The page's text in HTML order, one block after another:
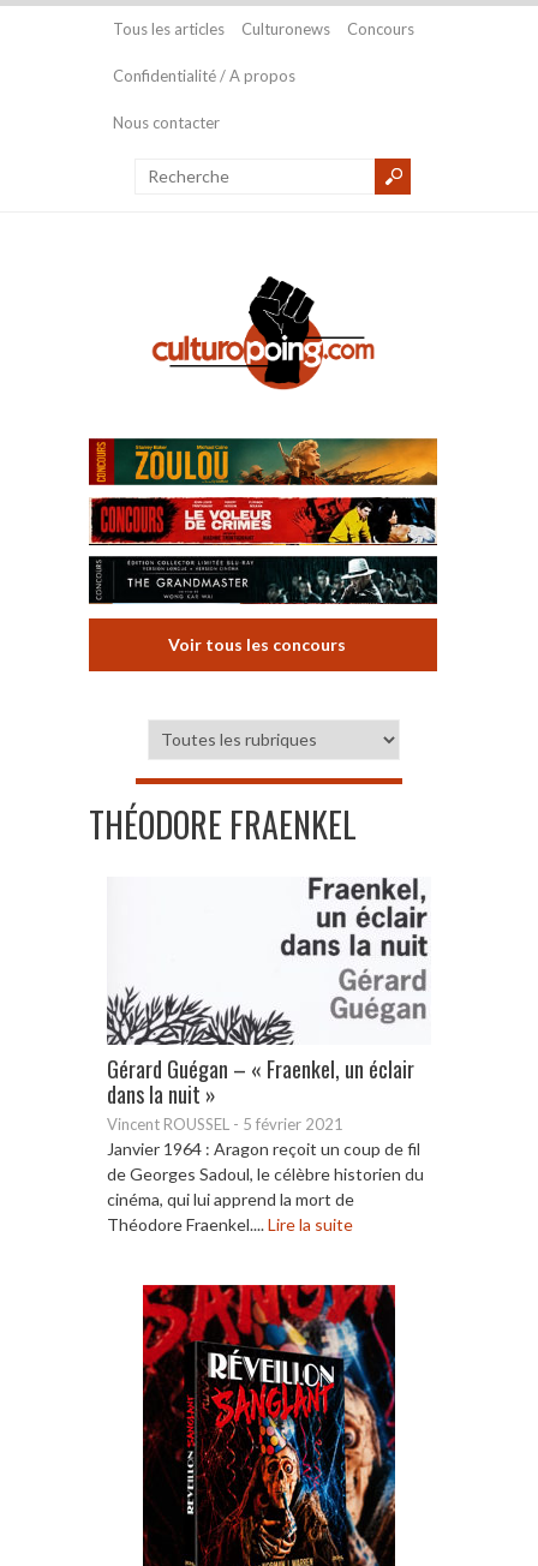
Tous les articles Culturonews Concours
Confidentialité / A propos
Nous contacter
Voir tous les concours
THÉODORE FRAENKEL
Gérard Guégan – « Fraenkel, un éclair
dans la nuit »
Vincent ROUSSEL - 5 février 2021
Janvier 1964 : Aragon reçoit un coup de fil
de Georges Sadoul, le célèbre historien du
cinéma, qui lui apprend la mort de
Théodore Fraenkel....Lire la suite